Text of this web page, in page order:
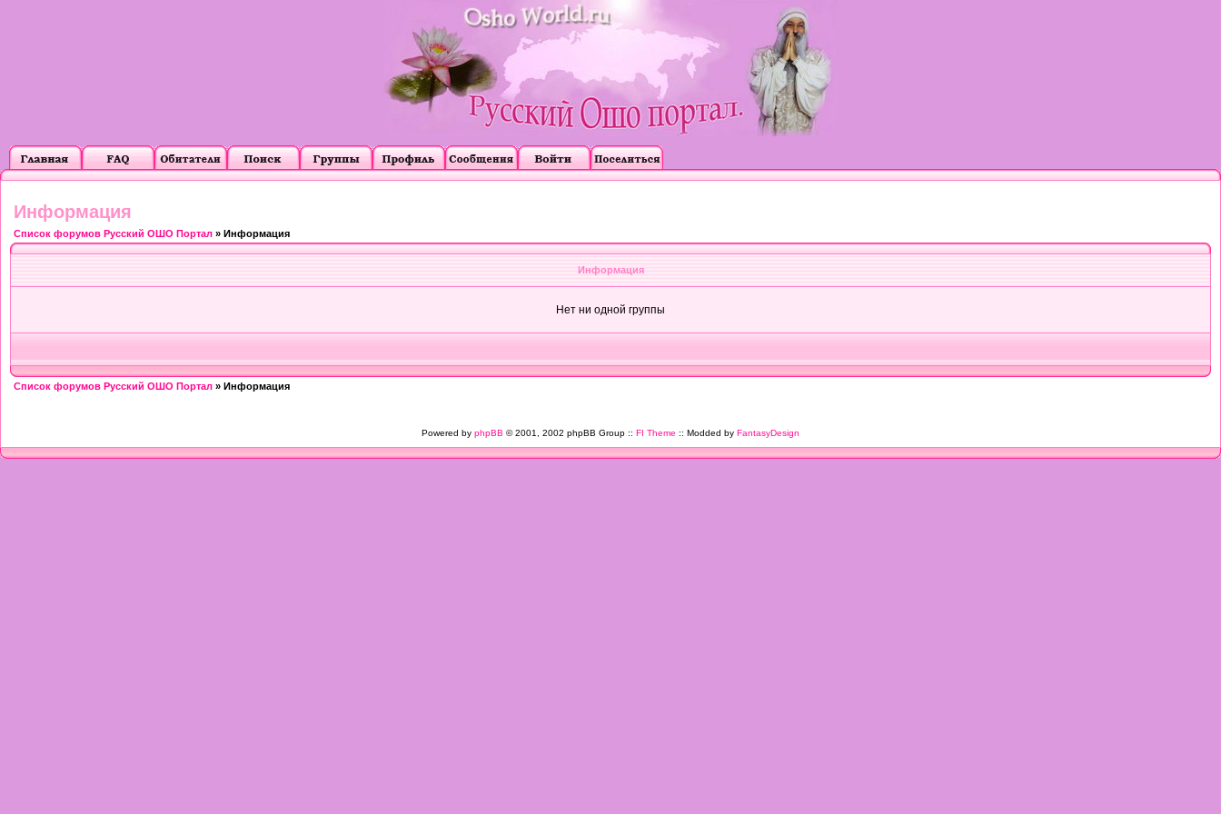
Информация
Список форумов Русский ОШО Портал » Информация
Информация
Нет ни одной группы
Список форумов Русский ОШО Портал » Информация
Powered by phpBB © 2001, 2002 phpBB Group :: FI Theme :: Modded by FantasyDesign